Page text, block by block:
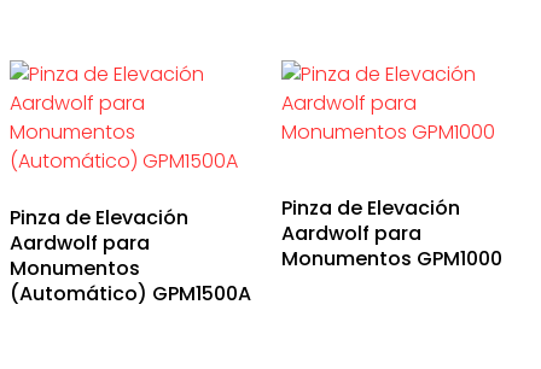
Pinza de Elevación
Aardwolf para
Monumentos
(Automático) GPM1500A
Pinza de Elevación
Aardwolf para
Monumentos GPM1000